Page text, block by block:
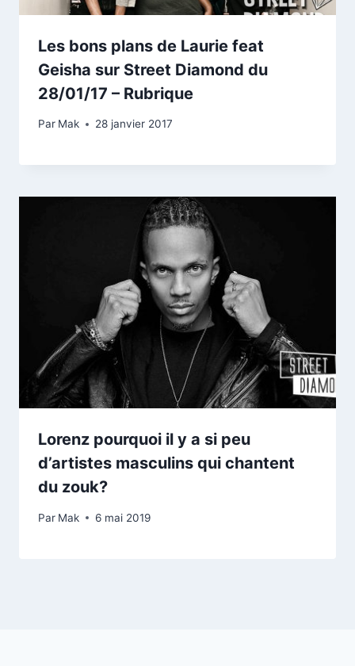
Les bons plans de Laurie feat
Geisha sur Street Diamond du
28/01/17 – Rubrique
Par Mak 28 janvier 2017
Lorenz pourquoi il y a si peu
d’artistes masculins qui chantent
du zouk?
Par Mak 6 mai 2019